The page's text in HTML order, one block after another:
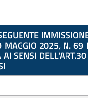
2025, N. 69
AI SENSI